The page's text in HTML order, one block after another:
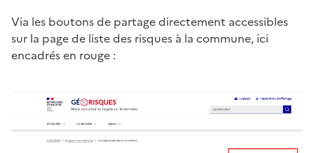
Via les boutons de partage directement accessibles
sur la page de liste des risques à la commune, ici
encadrés en rouge :